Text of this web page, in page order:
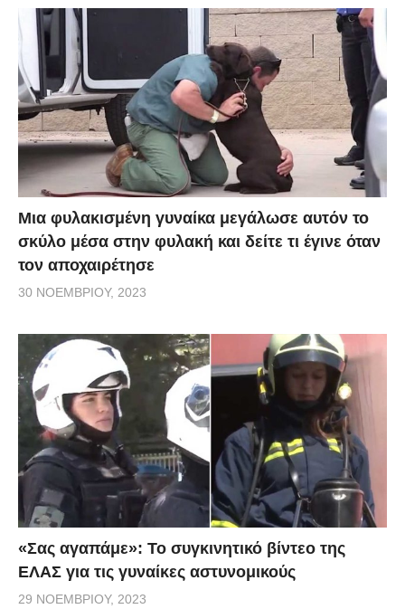
Μια φυλακισμένη γυναίκα μεγάλωσε αυτόν το
σκύλο μέσα στην φυλακή και δείτε τι έγινε όταν
τον αποχαιρέτησε
30 ΝΟΕΜΒΡΊΟΥ, 2023
«Σας αγαπάμε»: Το συγκινητικό βίντεο της
ΕΛΑΣ για τις γυναίκες αστυνομικούς
29 ΝΟΕΜΒΡΊΟΥ, 2023